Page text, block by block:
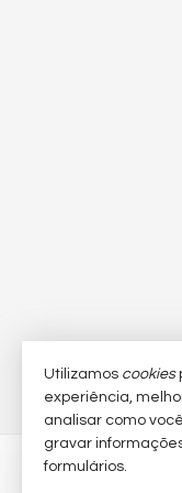
FABIO
Utilizamos cookies
experiência,
analisar como
gravar
formulários.